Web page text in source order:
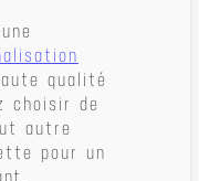
qualité
choisir de
autre
pour un